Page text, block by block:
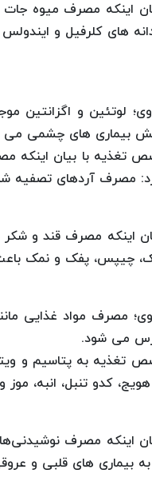
بیان اینکه مصرف میوه
های کلرفیل و
لوتئین و اگزانتین
بیماری های چشمی می
تغذیه با بیان اینکه
مصرف آردهای تصفیه‌
بیان اینکه مصرف قند و
چیپس، پفک و نمک
مصرف مواد غذایی
می شود.
تغذیه به پتاسیم و
کدو تنبل، انبه،
اینکه مصرف
به بیماری های قلبی و